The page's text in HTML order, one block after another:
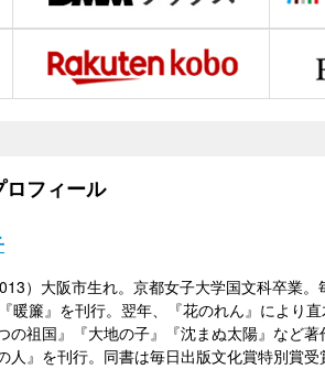
フィール
）大阪市生れ。京都女子大学国文科卒業
暖簾』を刊行。翌年、『花のれん』により
の祖国』『大地の子』『沈まぬ太陽』など
人』を刊行。同書は毎日出版文化賞特別賞